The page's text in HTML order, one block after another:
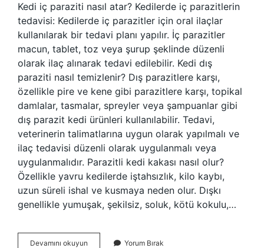
Kedi iç paraziti nasıl atar? Kedilerde iç parazitlerin
tedavisi: Kedilerde iç parazitler için oral ilaçlar
kullanılarak bir tedavi planı yapılır. İç parazitler
macun, tablet, toz veya şurup şeklinde düzenli
olarak ilaç alınarak tedavi edilebilir. Kedi dış
paraziti nasıl temizlenir? Dış parazitlere karşı,
özellikle pire ve kene gibi parazitlere karşı, topikal
damlalar, tasmalar, spreyler veya şampuanlar gibi
dış parazit kedi ürünleri kullanılabilir. Tedavi,
veterinerin talimatlarına uygun olarak yapılmalı ve
ilaç tedavisi düzenli olarak uygulanmalı veya
uygulanmalıdır. Parazitli kedi kakası nasıl olur?
Özellikle yavru kedilerde iştahsızlık, kilo kaybı,
uzun süreli ishal ve kusmaya neden olur. Dışkı
genellikle yumuşak, şekilsiz, soluk, kötü kokulu,…
Devamını okuyun Yorum Bırak